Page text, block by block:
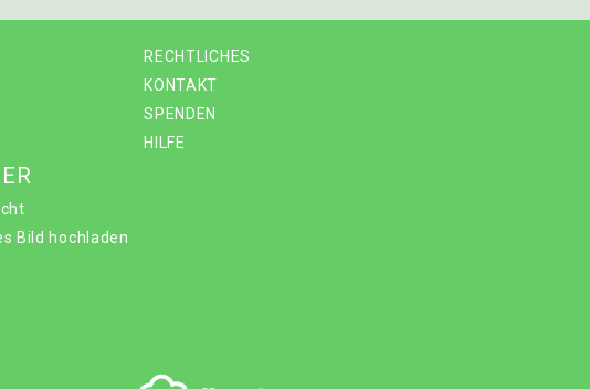
RECHTLICHES
KONTAKT
SPENDEN
HILFE
Bild hochladen